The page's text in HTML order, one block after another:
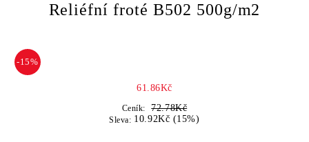
Reliéfní froté B502 500g/m2
-15%
61.86Kč
Ceník: 72.78Kč
Sleva: 10.92Kč (15%)